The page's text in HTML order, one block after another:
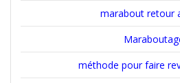
marabout retour
méthode pour faire